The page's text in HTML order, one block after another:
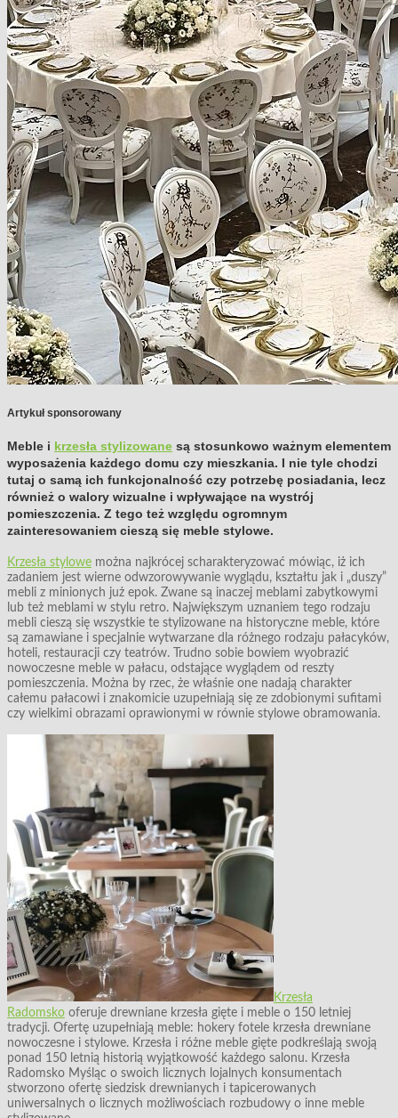
Artykuł sponsorowany
Meble i krzesła stylizowane są stosunkowo ważnym elementem
wyposażenia każdego domu czy mieszkania. I nie tyle chodzi
tutaj o samą ich funkcjonalność czy potrzebę posiadania, lecz
również o walory wizualne i wpływające na wystrój
pomieszczenia. Z tego też względu ogromnym
zainteresowaniem cieszą się meble stylowe.
Krzesła stylowe można najkrócej scharakteryzować mówiąc, iż ich
zadaniem jest wierne odwzorowywanie wyglądu, kształtu jak i „duszy”
mebli z minionych już epok. Zwane są inaczej meblami zabytkowymi
lub też meblami w stylu retro. Największym uznaniem tego rodzaju
mebli cieszą się wszystkie te stylizowane na historyczne meble, które
są zamawiane i specjalnie wytwarzane dla różnego rodzaju pałacyków,
hoteli, restauracji czy teatrów. Trudno sobie bowiem wyobrazić
nowoczesne meble w pałacu, odstające wyglądem od reszty
pomieszczenia. Można by rzec, że właśnie one nadają charakter
całemu pałacowi i znakomicie uzupełniają się ze zdobionymi sufitami
czy wielkimi obrazami oprawionymi w równie stylowe obramowania.
Krzesła
Radomsko oferuje drewniane krzesła gięte i meble o 150 letniej
tradycji. Ofertę uzupełniają meble: hokery fotele krzesła drewniane
nowoczesne i stylowe. Krzesła i różne meble gięte podkreślają swoją
ponad 150 letnią historią wyjątkowość każdego salonu. Krzesła
Radomsko Myśląc o swoich licznych lojalnych konsumentach
stworzono ofertę siedzisk drewnianych i tapicerowanych
uniwersalnych o licznych możliwościach rozbudowy o inne meble